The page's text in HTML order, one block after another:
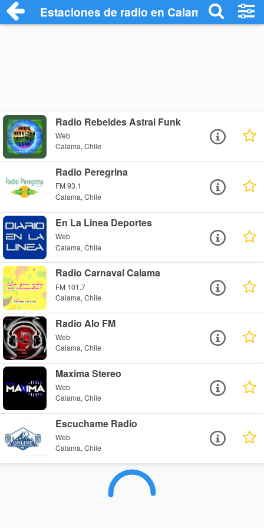
Estaciones de radio en Calama -
Radio Rebeldes Astral Funk
Web
Calama, Chile
Radio Peregrina
FM 93.1
Calama, Chile
En La Linea Deportes
Web
Calama, Chile
Radio Carnaval Calama
FM 101.7
Calama, Chile
Radio Alo FM
Web
Calama, Chile
Maxima Stereo
Web
Calama, Chile
Escuchame Radio
Web
Calama, Chile